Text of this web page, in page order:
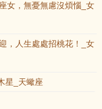
女，無憂無慮沒煩惱_女
，人生處處招桃花！_女
星_天蠍座